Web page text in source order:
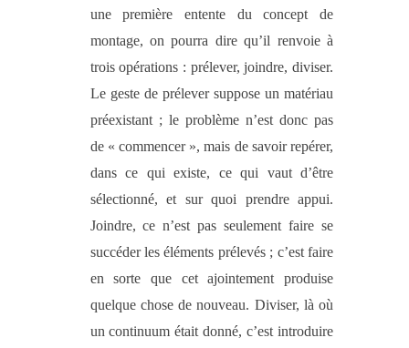
une première entente du concept de
montage, on pourra dire qu’il renvoie à
trois opérations : prélever, joindre, diviser.
Le geste de prélever suppose un matériau
préexistant ; le problème n’est donc pas
de « commencer », mais de savoir repérer,
dans ce qui existe, ce qui vaut d’être
sélectionné, et sur quoi prendre appui.
Joindre, ce n’est pas seulement faire se
succéder les éléments prélevés ; c’est faire
en sorte que cet ajointement produise
quelque chose de nouveau. Diviser, là où
un continuum était donné, c’est introduire